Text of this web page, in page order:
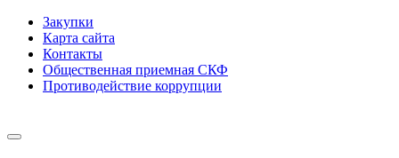
Закупки
Карта сайта
Контакты
Общественная приемная СКФ
Противодействие коррупции